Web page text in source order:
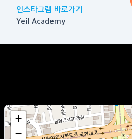
인스타그램 바로가기
Yeil Academy
+
−